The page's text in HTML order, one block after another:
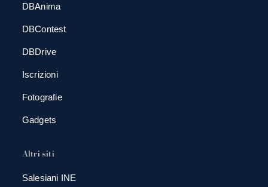
DBAnima
DBContest
DBDrive
Iscrizioni
Fotografie
Gadgets
Altri siti
Salesiani INE